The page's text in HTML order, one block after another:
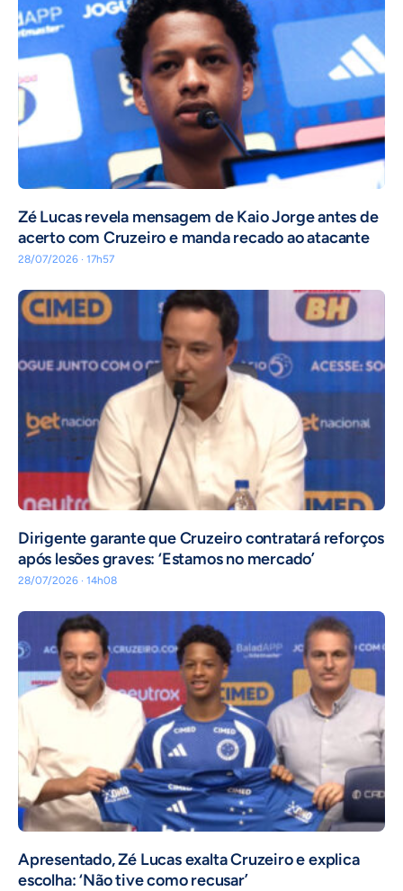
Zé Lucas revela mensagem de Kaio Jorge antes de
acerto com Cruzeiro e manda recado ao atacante
28/07/2026 · 17h57
Dirigente garante que Cruzeiro contratará reforços
após lesões graves: ‘Estamos no mercado’
28/07/2026 · 14h08
Apresentado, Zé Lucas exalta Cruzeiro e explica
escolha: ‘Não tive como recusar’